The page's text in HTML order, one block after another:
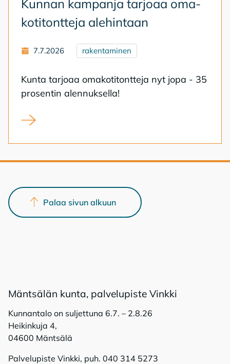
Kun­nan kam­pan­ja tar­jo­aa oma­
ko­ti­tont­te­ja ale­hin­taan
7.7.2026 rakentaminen
Kun­ta tar­jo­aa oma­ko­ti­tont­te­ja nyt jopa - 35
pro­sen­tin alen­nuk­sel­la!
Kunnan kampanja tarjoaa omakotitontteja alehintaan
Mänt­sä­län kun­ta, pal­ve­lu­pis­te Vink­ki
Kunnantalo on suljettuna 6.7. – 2.8.26
Heikinkuja 4,
04600 Mäntsälä
Palvelupiste Vinkki, puh. 040 314 5273
Palaa sivun alkuun